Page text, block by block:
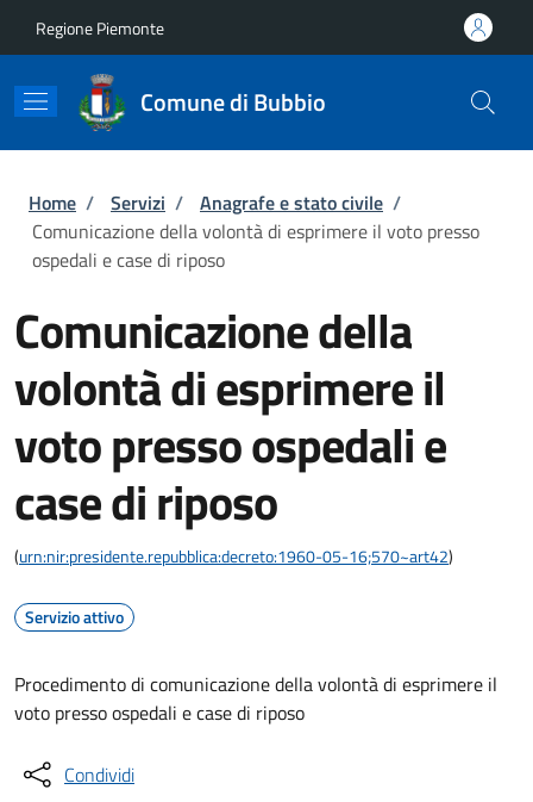
Regione Piemonte
Comune di Bubbio
Briciole di pane
Home / Servizi / Anagrafe e stato civile /
Comunicazione della volontà di esprimere il voto presso
ospedali e case di riposo
Comunicazione della
volontà di esprimere il
voto presso ospedali e
case di riposo
(urn:nir:presidente.repubblica:decreto:1960-05-16;570~art42)
Servizio attivo
Procedimento di comunicazione della volontà di esprimere il
voto presso ospedali e case di riposo
Condividi